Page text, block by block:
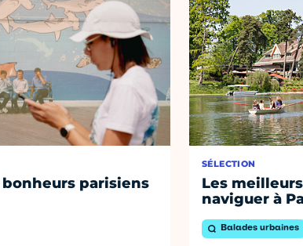
parisiens
SÉLECTION
Les
naviguer à
Balades urbaines